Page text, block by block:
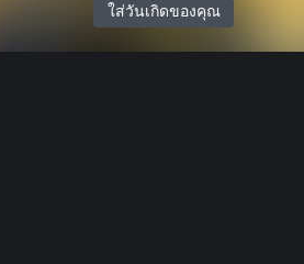
ใส่วันเกิดของคุณ